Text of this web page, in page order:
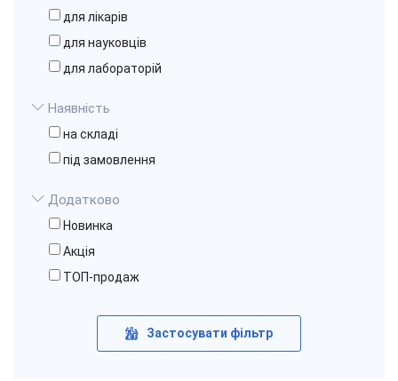
для лікарів
для науковців
для лабораторій
Наявність
на складі
під замовлення
Додатково
Новинка
Акція
ТОП-продаж
Застосувати фільтр